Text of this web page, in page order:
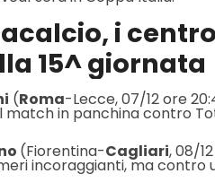
i
15^ giornata
(Roma-Lecce, 07/12 ore
match in panchina contro
(Fiorentina-Cagliari, 08/
incoraggianti, ma contro